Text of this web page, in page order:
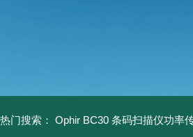
热门搜索： Ophir BC30 条码扫描仪功率